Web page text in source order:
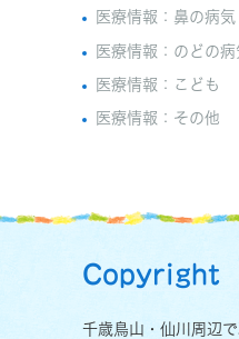
医療情報：鼻の病気
医療情報：のどの病
医療情報：こども
医療情報：その他
Copyright
千歳鳥山・仙川周辺